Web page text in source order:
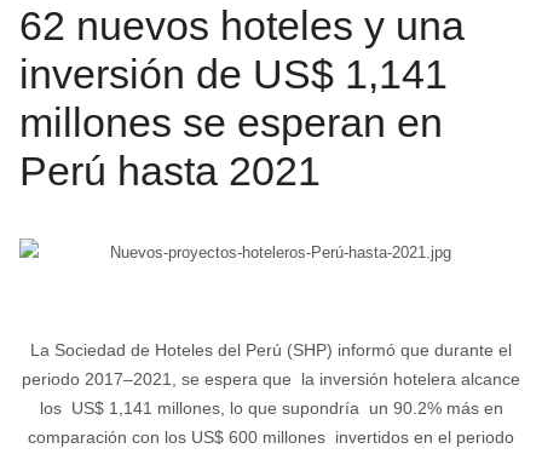
62 nuevos hoteles y una
inversión de US$ 1,141
millones se esperan en
Perú hasta 2021
La Sociedad de Hoteles del Perú (SHP) informó que durante el
periodo 2017–2021, se espera que la inversión hotelera alcance
los US$ 1,141 millones, lo que supondría un 90.2% más en
comparación con los US$ 600 millones invertidos en el periodo